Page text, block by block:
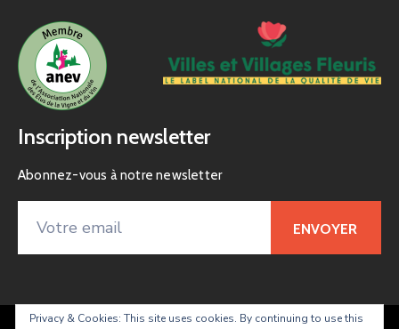
Inscription newsletter
Abonnez-vous à notre newsletter
Privacy & Cookies: This site uses cookies. By continuing to use this